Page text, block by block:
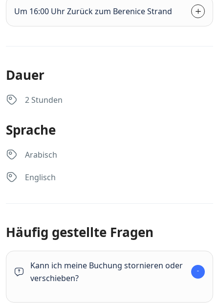
Um 16:00 Uhr Zurück zum Berenice Strand
Dauer
2 Stunden
Sprache
Arabisch
Englisch
Häufig gestellte Fragen
Kann ich meine Buchung stornieren oder
verschieben?